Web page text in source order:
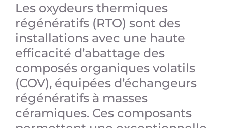
Les oxydeurs thermiques
régénératifs (RTO) sont des
installations avec une haute
efficacité d’abattage des
composés organiques volatils
(COV), équipées d’échangeurs
régénératifs à masses
céramiques. Ces composants